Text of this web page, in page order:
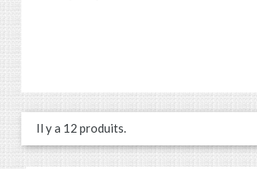
Il y a 12 produits.